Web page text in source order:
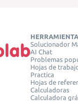
Solucionador
AI Chat
Problemas
Hojas de
Practica
Hojas de
Calculadoras
Calculadora